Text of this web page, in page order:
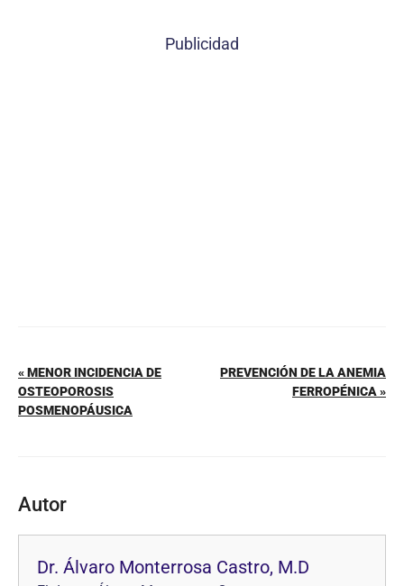
at ai m
Publicidad
« MENOR INCIDENCIA DE
OSTEOPOROSIS
POSMENOPÁUSICA
PREVENCIÓN DE LA ANEMIA
FERROPÉNICA »
Autor
Dr. Álvaro Monterrosa Castro, M.D